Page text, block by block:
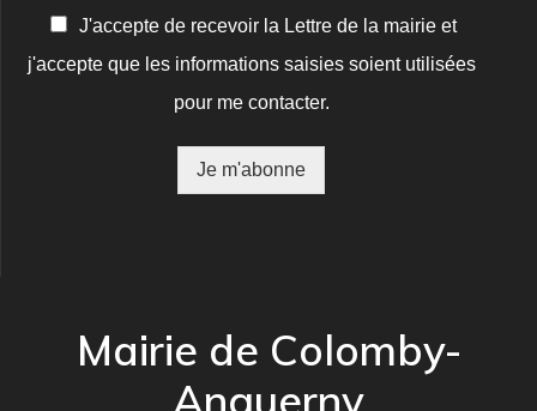
n
J'accepte de recevoir la Lettre de la mairie et
j'accepte que les informations saisies soient utilisées
pour me contacter.
Je m'abonne
Mairie de Colomby-
Anguerny